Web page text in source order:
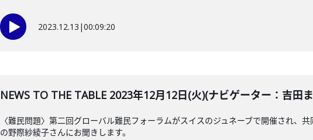
2023.12.13 |00:09:20
NEWS TO THE TABLE 2023年12月12日(火)(ナビゲーター：吉田
〈難民問題〉第二回グローバル難民フォーラムがスイスのジュネーブで開催され、
の野際紗綾子さんにお聞きします。